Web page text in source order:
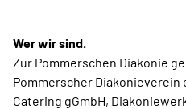
Wer wir sind.
Zur Pommerschen Diakonie
Pommerscher Diakonieverein
Catering gGmbH,